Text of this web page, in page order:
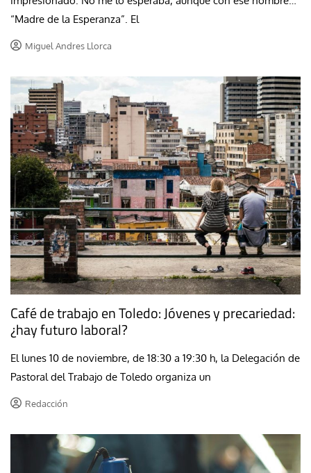
“Madre de la Esperanza”. El
Miguel Andres Llorca
Café de trabajo en Toledo: Jóvenes y precariedad:
¿hay futuro laboral?
El lunes 10 de noviembre, de 18:30 a 19:30 h, la Delegación de
Pastoral del Trabajo de Toledo organiza un
Redacción